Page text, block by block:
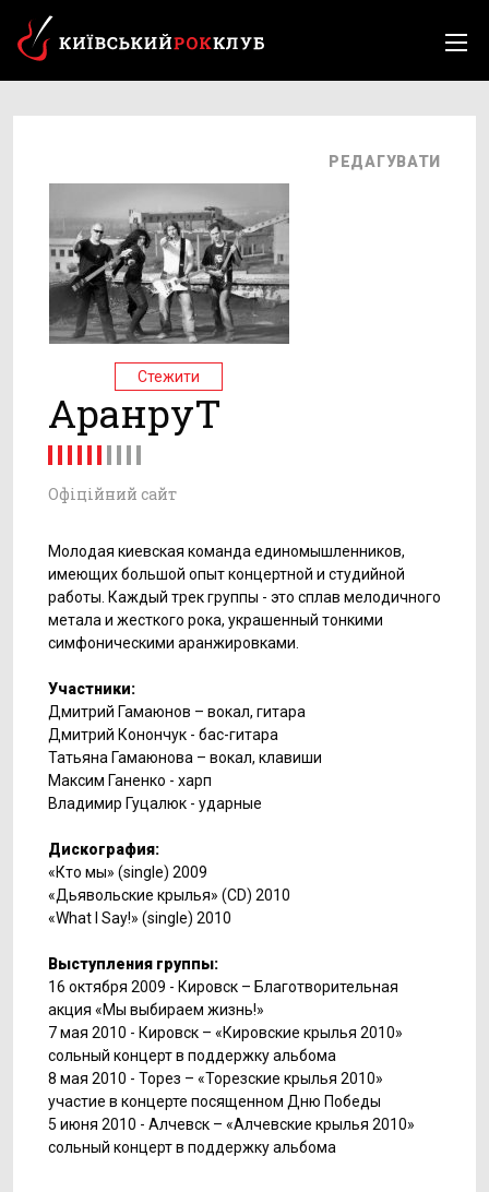
РЕДАГУВАТИ
Стежити
АранруТ
Офіційний сайт
Молодая киевская команда единомышленников,
имеющих большой опыт концертной и студийной
работы. Каждый трек группы - это сплав мелодичного
метала и жесткого рока, украшенный тонкими
симфоническими аранжировками.
Участники:
Дмитрий Гамаюнов – вокал, гитара
Дмитрий Конончук - бас-гитара
Татьяна Гамаюнова – вокал, клавиши
Максим Ганенко - харп
Владимир Гуцалюк - ударные
Дискография:
«Кто мы» (single) 2009
«Дьявольские крылья» (CD) 2010
«What I Say!» (single) 2010
Выступления группы:
16 октября 2009 - Кировск – Благотворительная
акция «Мы выбираем жизнь!»
7 мая 2010 - Кировск – «Кировские крылья 2010»
сольный концерт в поддержку альбома
8 мая 2010 - Торез – «Торезские крылья 2010»
участие в концерте посященном Дню Победы
5 июня 2010 - Алчевск – «Алчевские крылья 2010»
сольный концерт в поддержку альбома